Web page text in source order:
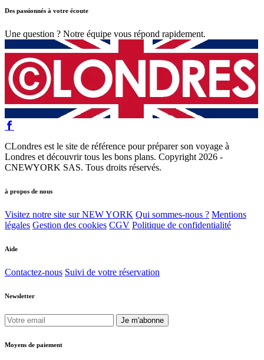
Des passionnés à votre écoute
Une question ? Notre équipe vous répond rapidement.
CLondres est le site de référence pour préparer son voyage à
Londres et découvrir tous les bons plans. Copyright 2026 -
CNEWYORK SAS. Tous droits réservés.
à propos de nous
Visitez notre site sur NEW YORK Qui sommes-nous ? Mentions
légales Gestion des cookies CGV Politique de confidentialité
Aide
Contactez-nous Suivi de votre réservation
Newsletter
Je m'abonne
Moyens de paiement